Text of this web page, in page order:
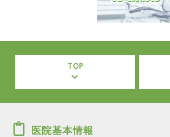
TOP
医院基本情報